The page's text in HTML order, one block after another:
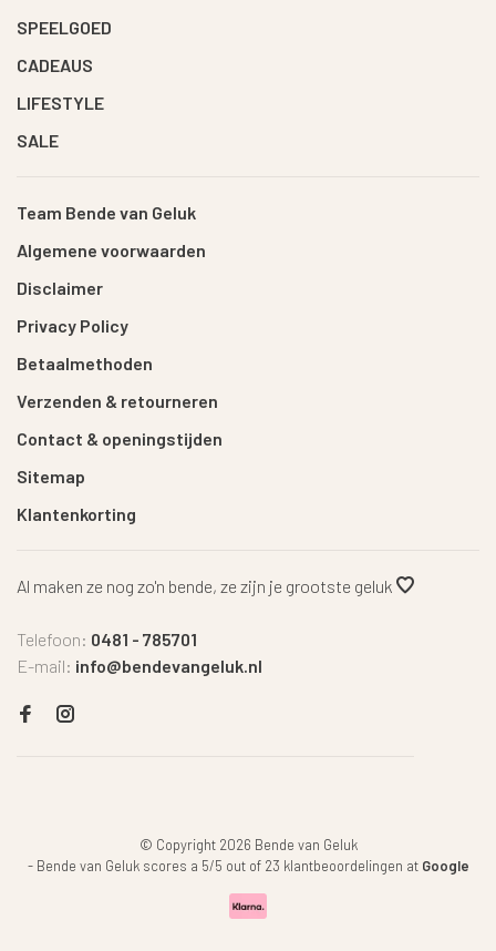
SPEELGOED
CADEAUS
LIFESTYLE
SALE
Team Bende van Geluk
Algemene voorwaarden
Disclaimer
Privacy Policy
Betaalmethoden
Verzenden & retourneren
Contact & openingstijden
Sitemap
Klantenkorting
Al maken ze nog zo'n bende, ze zijn je grootste geluk
Telefoon: 0481 - 785701
E-mail: info@bendevangeluk.nl
© Copyright 2026 Bende van Geluk
- Bende van Geluk scores a 5/5 out of 23 klantbeoordelingen at Google